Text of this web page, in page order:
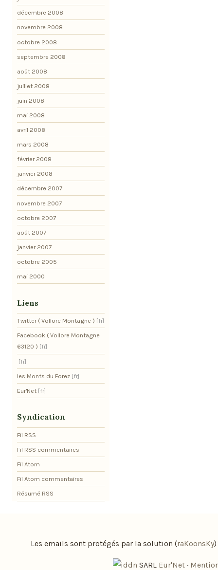
décembre 2008
novembre 2008
octobre 2008
septembre 2008
août 2008
juillet 2008
juin 2008
mai 2008
avril 2008
mars 2008
février 2008
janvier 2008
décembre 2007
novembre 2007
octobre 2007
août 2007
janvier 2007
octobre 2005
mai 2000
Liens
Twitter ( Vollore Montagne )
Facebook ( Vollore Montagne
63120 )
les Monts du Forez
Eur'Net
Syndication
Fil RSS
Fil RSS commentaires
Fil Atom
Fil Atom commentaires
Résumé RSS
Les emails sont protégés par la solution (raKoonsKy)
SARL Eur'Net ·